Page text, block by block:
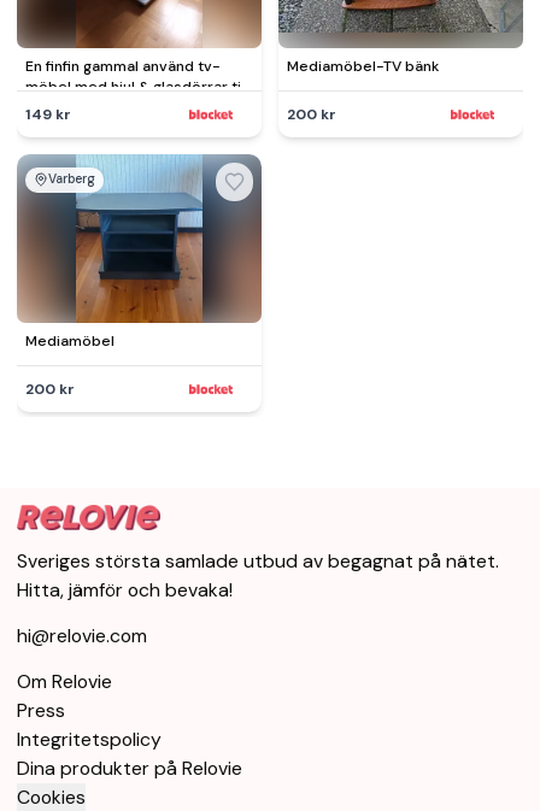
En finfin gammal använd tv-
möbel med hjul & glasdörrar till
ett förvaringssskåp.
149 kr
Mediamöbel-TV bänk
200 kr
Varberg
Mediamöbel
200 kr
Sveriges största samlade utbud av begagnat på nätet.
Hitta, jämför och bevaka!
hi@relovie.com
Om Relovie
Press
Integritetspolicy
Dina produkter på Relovie
Cookies